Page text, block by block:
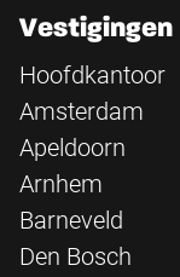
Vestigingen
Hoofdkantoor
Amsterdam
Apeldoorn
Arnhem
Barneveld
Den Bosch